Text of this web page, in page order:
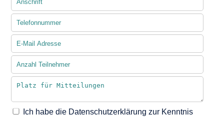
Ich habe die Datenschutzerklärung zur Kenntnis